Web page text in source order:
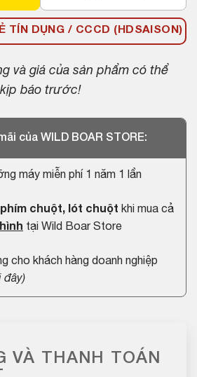
TÍN DỤNG / CCCD (HDSAISON)
và giá của sản phẩm có thể
báo trước!
của WILD BOAR STORE:
máy miễn phí 1 năm 1 lần
phím chuột, lót chuột khi mua cả
tại Wild Boar Store
cho khách hàng doanh nghiệp
đây)
VÀ THANH TOÁN